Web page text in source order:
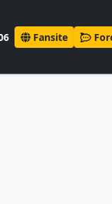
Fansite